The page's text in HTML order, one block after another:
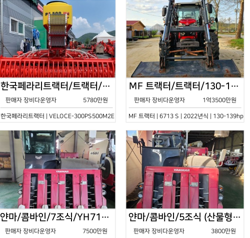
한국페라리트랙터/트랙터/기타/VELOCE-300PS500M2E/2022년식
판매자 장비다운영자 5780만원
한국페라리트랙터 | VELOCE-300PS500M2E | 2022년식 | 기타
MF 트랙터/트랙터/130-139hp/6713 S/2022년식
판매자 장비다운영자 1억3500만원
MF 트랙터 | 6713 S | 2022년식 | 130-139hp
얀마/콤바인/7조식/YH7115/2021년식
판매자 장비다운영자 7500만원
얀마/콤바인/5조식 (산물형)/YH5101/2019년식
판매자 장비다운영자 3800만원